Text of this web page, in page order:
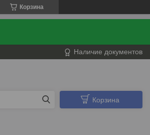
Корзина
Наличие документов
Корзина